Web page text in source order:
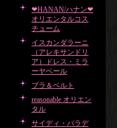
❤HANAN/ハナン❤
オリエンタルコス
チューム
イスカンダラーニ
（アレキサンドリ
ア）ドレス・ミラ
ーヤベール
ブラ＆ベルト
reasonable オリエン
タル
サイディ・バラデ